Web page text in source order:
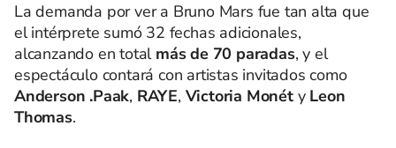
La demanda por ver a Bruno Mars fue tan alta que
el intérprete sumó 32 fechas adicionales,
alcanzando en total más de 70 paradas, y el
espectáculo contará con artistas invitados como
Anderson .Paak, RAYE, Victoria Monéty Leon
Thomas.